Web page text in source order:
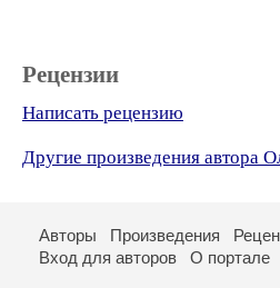
Рецензии
Написать рецензию
Другие произведения автора
Авторы Произведения
Вход для авторов
О портале